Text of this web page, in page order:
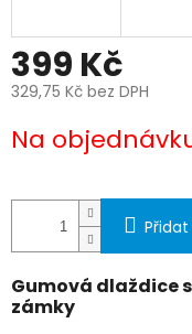
399 Kč
329,75 Kč bez DPH
cena:
Na
Gumová dlaždice
zámky